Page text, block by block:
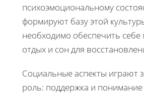
психоэмоциональному
формируют базу этой
необходимо обеспечить
отдых и сон для
Социальные аспекты играют
роль: поддержка и